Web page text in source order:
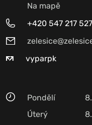
Na mapě
+420 547 217 527
vyparpk
Pondělí
Úterý